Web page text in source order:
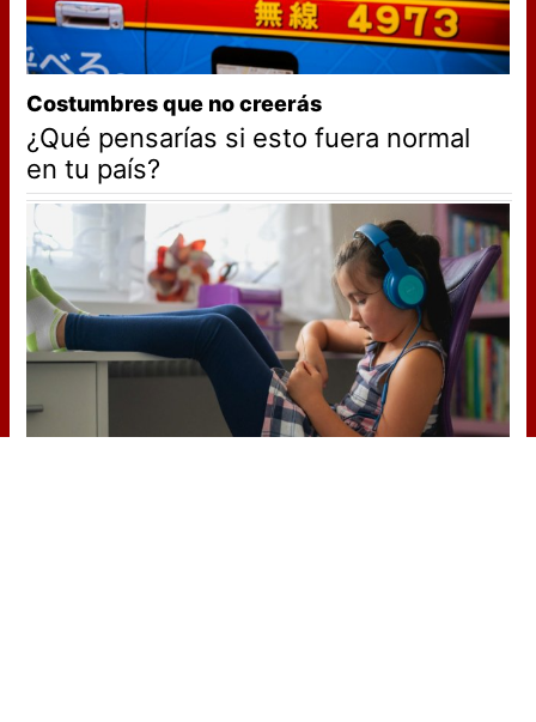
Costumbres que no creerás
¿Qué pensarías si esto fuera normal
en tu país?